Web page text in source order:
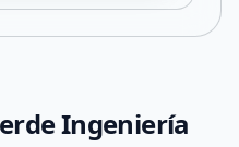
Ingeniería